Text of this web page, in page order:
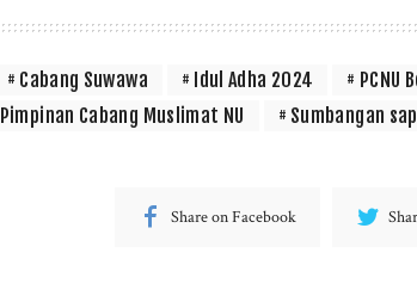
Cabang Suwawa Idul Adha 2024
PCNU
Pimpinan Cabang Muslimat NU Sumbangan
Share on Facebook